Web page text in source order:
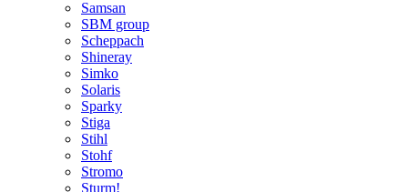
Samsan
SBM group
Scheppach
Shineray
Simko
Solaris
Sparky
Stiga
Stihl
Stohf
Stromo
Sturm!